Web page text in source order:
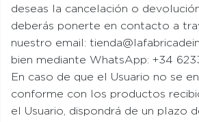
deseas la cancelación o
deberás ponerte en contacto a
nuestro email:
bien mediante WhatsApp: +34
En caso de que el Usuario no se
conforme con los productos
el Usuario, dispondrá de un plazo